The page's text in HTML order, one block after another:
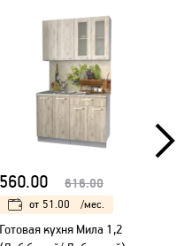
560.00 616.00
от 51.00 /мес.
Готовая кухня Мила 1,2